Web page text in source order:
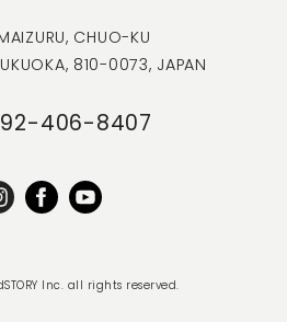
CHUO-KU
810-0073, JAPAN
406-8407
Inc. all rights reserved.